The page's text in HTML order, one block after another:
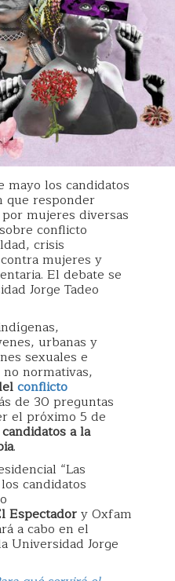
los candidatos
que responder
mujeres diversas
conflicto
crisis
mujeres y
El debate se
Jorge Tadeo
urbanas y
sexuales e
normativas,
conflicto
de 30 preguntas
el próximo 5 de
candidatos a la
.
“Las
candidatos
Espectadory Oxfam
a cabo en el
Universidad Jorge